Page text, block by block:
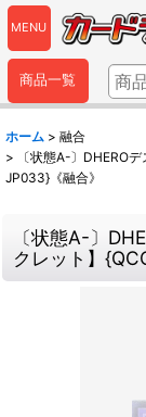
MENU
商品一覧
ホーム > 融合
>
〔状態A-〕DHERO
JP033}《融合》
〔状態A-〕
クレット】